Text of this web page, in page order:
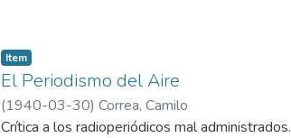
Item
El Periodismo del Aire
(1940-03-30) Correa, Camilo
Crítica a los radioperiódicos mal administrados.